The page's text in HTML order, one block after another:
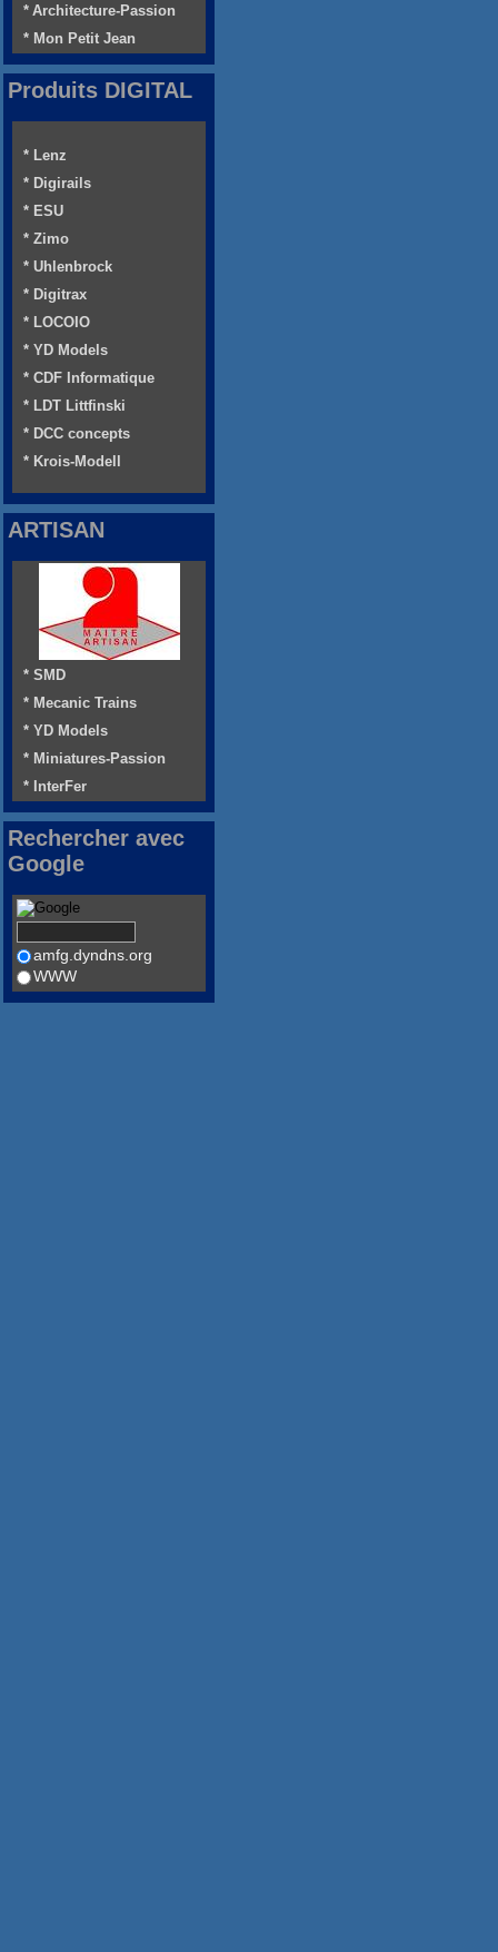
* Architecture-Passion
* Mon Petit Jean
Produits DIGITAL
* Lenz
* Digirails
* ESU
* Zimo
* Uhlenbrock
* Digitrax
* LOCOIO
* YD Models
* CDF Informatique
* LDT Littfinski
* DCC concepts
* Krois-Modell
ARTISAN
* SMD
* Mecanic Trains
* YD Models
* Miniatures-Passion
* InterFer
Rechercher avec
Google
amfg.dyndns.org
WWW